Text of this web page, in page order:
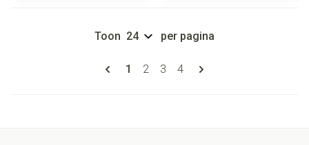
Pagina's
U lees momenteel pagina
1 Pagina
2 Pagina
3 Pagina
4
Toon per pagina